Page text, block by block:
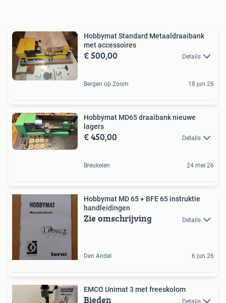
Hobbymat Standard Metaaldraaibank
met accessoires
€ 500,00 Details
Bergen op Zoom 18 jun 26
Hobbymat MD65 draaibank nieuwe
lagers
€ 450,00 Details
Breukelen 24 mei 26
Hobbymat MD 65 + BFE 65 instruktie
handleidingen
Zie omschrijving Details
Den Andel 6 jun 26
EMCO Unimat 3 met freeskolom
Bieden Details